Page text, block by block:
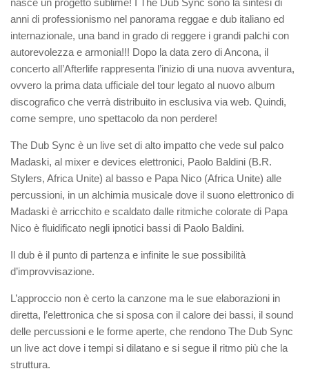
anni di professionismo nel panorama reggae e dub italiano ed
internazionale, una band in grado di reggere i grandi palchi con
autorevolezza e armonia!!! Dopo la data zero di Ancona, il
concerto all’Afterlife rappresenta l’inizio di una nuova avventura,
ovvero la prima data ufficiale del tour legato al nuovo album
discografico che verrà distribuito in esclusiva via web. Quindi,
come sempre, uno spettacolo da non perdere!
The Dub Sync è un live set di alto impatto che vede sul palco
Madaski, al mixer e devices elettronici, Paolo Baldini (B.R.
Stylers, Africa Unite) al basso e Papa Nico (Africa Unite) alle
percussioni, in un alchimia musicale dove il suono elettronico di
Madaski è arricchito e scaldato dalle ritmiche colorate di Papa
Nico è fluidificato negli ipnotici bassi di Paolo Baldini.
Il dub è il punto di partenza e infinite le sue possibilità
d’improvvisazione.
L’approccio non è certo la canzone ma le sue elaborazioni in
diretta, l’elettronica che si sposa con il calore dei bassi, il sound
delle percussioni e le forme aperte, che rendono The Dub Sync
un live act dove i tempi si dilatano e si segue il ritmo più che la
struttura.